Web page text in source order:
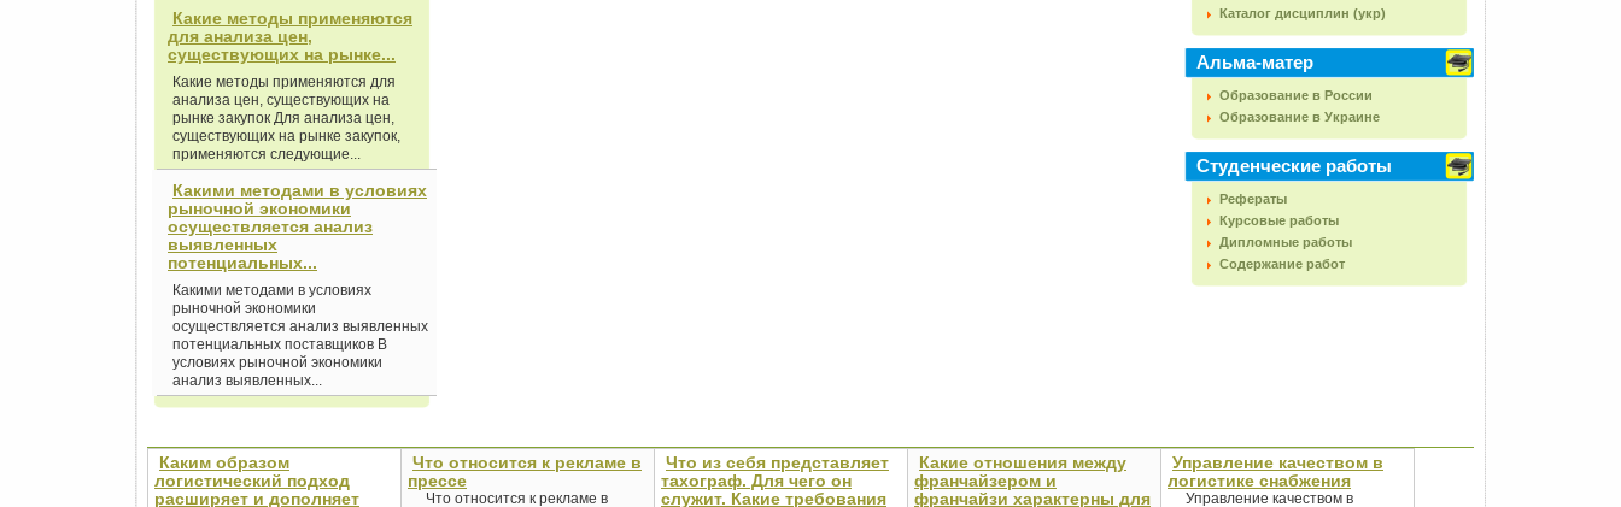
Какие методы применяются
для анализа цен,
существующих на рынке...
Какие методы применяются для
анализа цен, существующих на
рынке закупок Для анализа цен,
существующих на рынке закупок,
применяются следующие...
Какими методами в условиях
рыночной экономики
осуществляется анализ
выявленных
потенциальных...
Какими методами в условиях
рыночной экономики
осуществляется анализ выявленных
потенциальных поставщиков В
условиях рыночной экономики
анализ выявленных...
Каталог дисциплин (укр)
Альма-матер
Образование в России
Образование в Украине
Студенческие работы
Рефераты
Курсовые работы
Дипломные работы
Содержание работ
Каким образом
логистический подход
расширяет и дополняет
Что относится к рекламе в
прессе
Что относится к рекламе в
Что из себя представляет
тахограф. Для чего он
служит. Какие требования
Какие отношения между
франчайзером и
франчайзи характерны для
Управление качеством в
логистике снабжения
Управление качеством в